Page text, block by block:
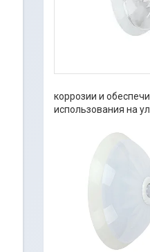
коррозии и
использования на